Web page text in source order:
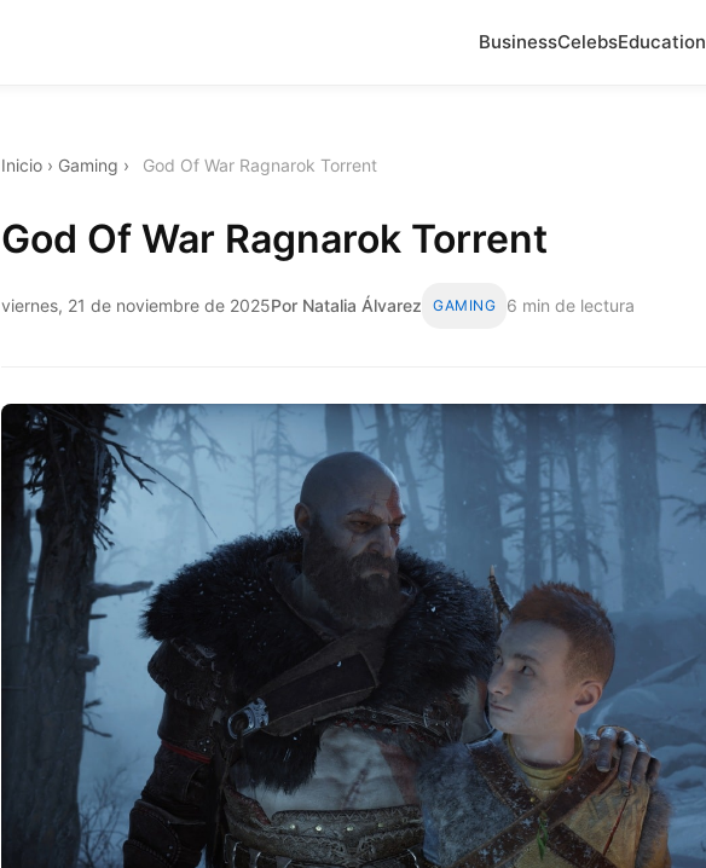
BusinessCelebsEducation
Inicio › Gaming › God Of War Ragnarok Torrent
God Of War Ragnarok Torrent
viernes, 21 de noviembre de 2025Por Natalia Álvarez GAMING 6 min de lectura